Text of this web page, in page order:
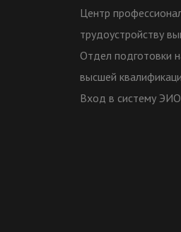
Центр
трудоустройству
Отдел подготовки
высшей
Вход в систему